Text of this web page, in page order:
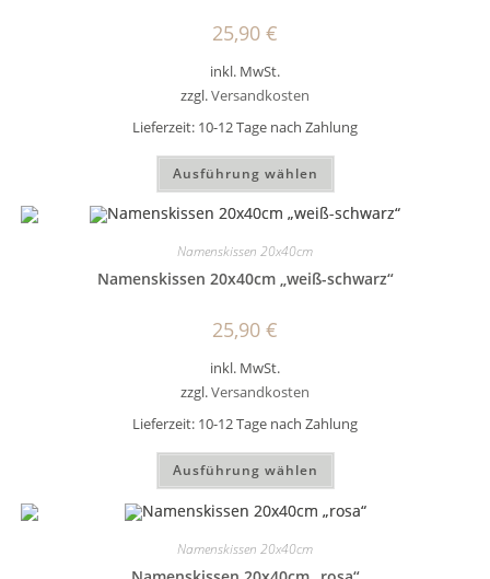
25,90 €
inkl. MwSt.
zzgl.Versandkosten
Lieferzeit: 10-12 Tage nach Zahlung
Ausführung wählen
Dieses
weist
mehrere
Varianten
Optionen
können
Namenskissen 20x40cm
Namenskissen 20x40cm „weiß-schwarz“
25,90 €
inkl. MwSt.
zzgl.Versandkosten
Lieferzeit: 10-12 Tage nach Zahlung
Ausführung wählen
Dieses
weist
mehrere
Varianten
Namenskissen 20x40cm